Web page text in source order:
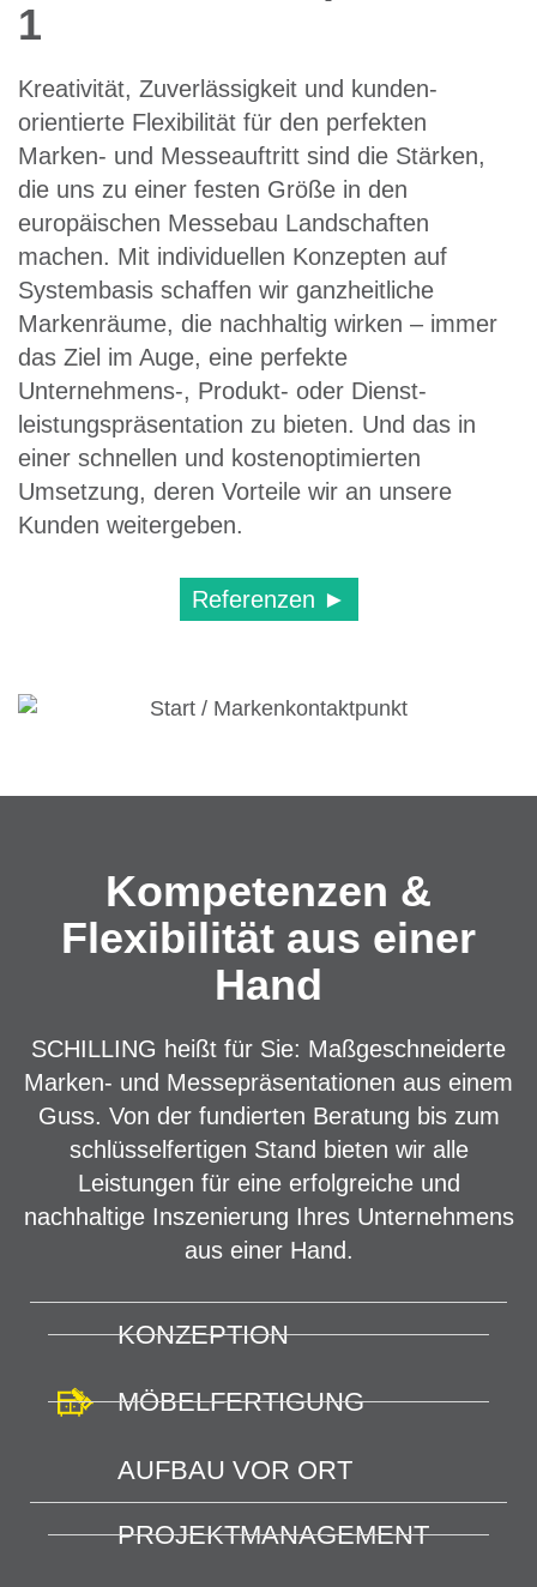
1
Kreativität, Zuverlässigkeit und kunden­
orientierte Flexibilität für den perfekten
Marken- und Messeauftritt sind die Stärken,
die uns zu einer festen Größe in den
europäischen Messebau Landschaften
machen. Mit individuellen Konzepten auf
Systembasis schaffen wir ganzheitliche
Markenräume, die nachhaltig wirken – immer
das Ziel im Auge, eine perfekte
Unternehmens-, Produkt- oder Dienst­
leistungs­präsentation zu bieten. Und das in
einer schnellen und kosten­optimierten
Umsetzung, deren Vorteile wir an unsere
Kunden weitergeben.
Referenzen ►
Kompetenzen &
Flexibilität aus einer
Hand
SCHILLING heißt für Sie: Maßgeschneiderte
Marken- und Messepräsentationen aus einem
Guss. Von der fundierten Beratung bis zum
schlüsselfertigen Stand bieten wir alle
Leistungen für eine erfolgreiche und
nachhaltige Inszenierung Ihres Unternehmens
aus einer Hand.
KONZEPTION
MÖBELFERTIGUNG
AUFBAU VOR ORT
PROJEKTMANAGEMENT